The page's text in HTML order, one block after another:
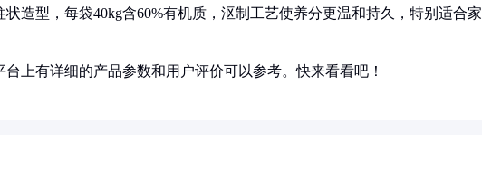
造型，每袋40kg含60%有机质，沤制工艺使养分更温和持久，特别适合家
上有详细的产品参数和用户评价可以参考。快来看看吧！